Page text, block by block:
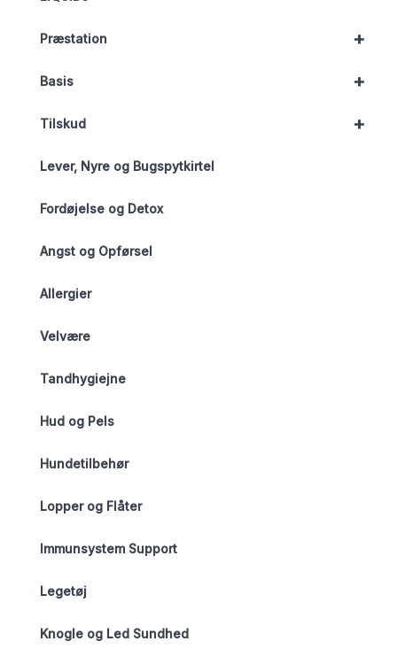
+
Præstation
+
Basis
+
Tilskud
Lever, Nyre og Bugspytkirtel
Fordøjelse og Detox
Angst og Opførsel
Allergier
Velvære
Tandhygiejne
Hud og Pels
Hundetilbehør
Lopper og Flåter
Immunsystem Support
Legetøj
Knogle og Led Sundhed